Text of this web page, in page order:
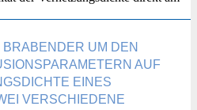
UM DEN
AUF
EINES
VERSCHIEDENE